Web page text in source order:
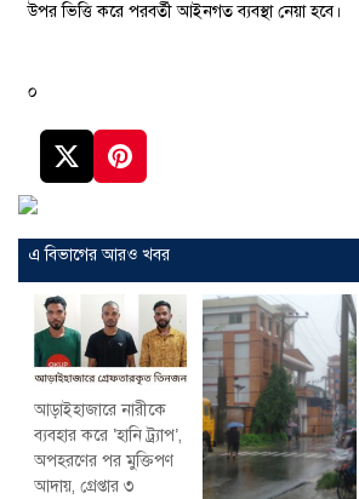
উপর ভিত্তি করে পরবর্তী আইনগত ব্যবস্থা নেয়া হবে।
০
এ বিভাগের আরও খবর
আড়াইহাজারে নারীকে
ব্যবহার করে ‘হানি ট্র্যাপ’,
অপহরণের পর মুক্তিপণ
আদায়, গ্রেপ্তার ৩